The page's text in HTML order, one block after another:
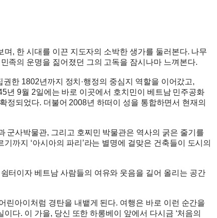
, 한 시대를 이끈 지도자의 소박한 생가를 둘러본다. 나무
족의 운명을 짊어졌던 그의 고독을 잠시나마 느껴본다.
한 1802년까지 정치·행정의 중심지 역할을 이어갔고,
년 9월 2일에는 바로 이곳에서 호치민이 베트남 민주공화
정되었다. 더불어 2008년 하떠이 성을 통합하면서 현재의
군사박물관, 그리고 호찌민 박물관은 역사의 굵은 줄기를
까지 ‘아시아의 파리’라는 별명에 걸맞은 건축들이 도시의
터이자 베트남 사람들의 여유와 웃음을 길어 올리는 공간
린아이처럼 경탄을 내뱉게 된다. 여행은 바로 이런 순간을
다. 이 가을, 당신 또한 하롱베이 앞에서 다시금 ‘처음의